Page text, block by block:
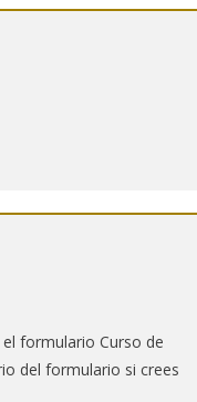
formulario Curso de
del formulario si crees